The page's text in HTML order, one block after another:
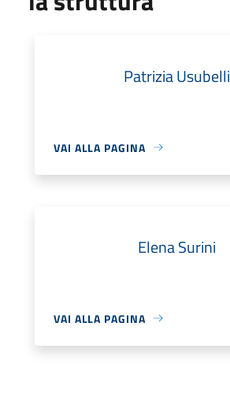
Patrizia Usubelli
VAI ALLA PAGINA
Elena Surini
VAI ALLA PAGINA